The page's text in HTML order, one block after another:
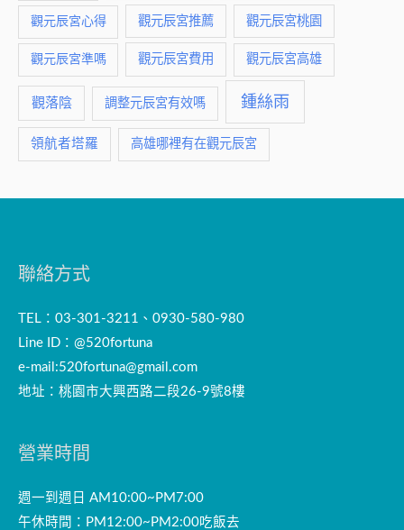
觀元辰宮心得 觀元辰宮推薦 觀元辰宮桃園
觀元辰宮準嗎 觀元辰宮費用 觀元辰宮高雄
觀落陰 調整元辰宮有效嗎 鍾絲雨
領航者塔羅 高雄哪裡有在觀元辰宮
聯絡方式
TEL：03-301-3211、0930-580-980
Line ID：@520fortuna
e-mail:520fortuna@gmail.com
地址：桃園市大興西路二段26-9號8樓
營業時間
週一到週日 AM10:00~PM7:00
午休時間：PM12:00~PM2:00吃飯去